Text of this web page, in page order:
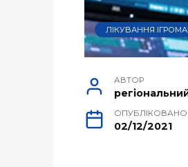
ЛІКУВАННЯ
АВТОР
ОПУБЛІКОВАНО
02/12/2021